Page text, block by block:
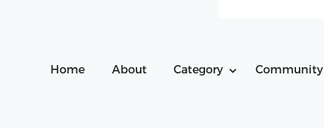
Home About Category Community